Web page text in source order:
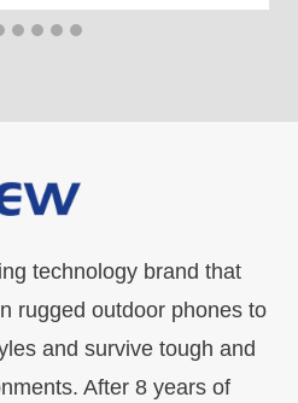
technology brand that
rugged outdoor phones to
and survive tough and
After 8 years of